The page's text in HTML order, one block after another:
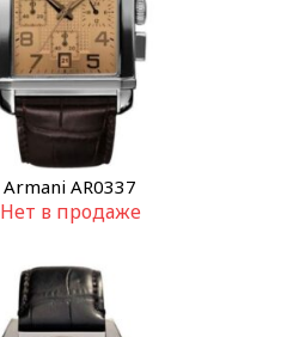
Armani AR0337
Нет в продаже